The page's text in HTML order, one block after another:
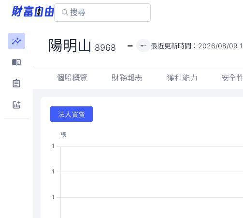
陽明山 8968 - - 最近更新時間： 2026/08/09
個股概覽 財務報表 獲利能力 安全
法人買賣